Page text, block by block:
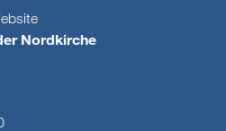
Nordkirche